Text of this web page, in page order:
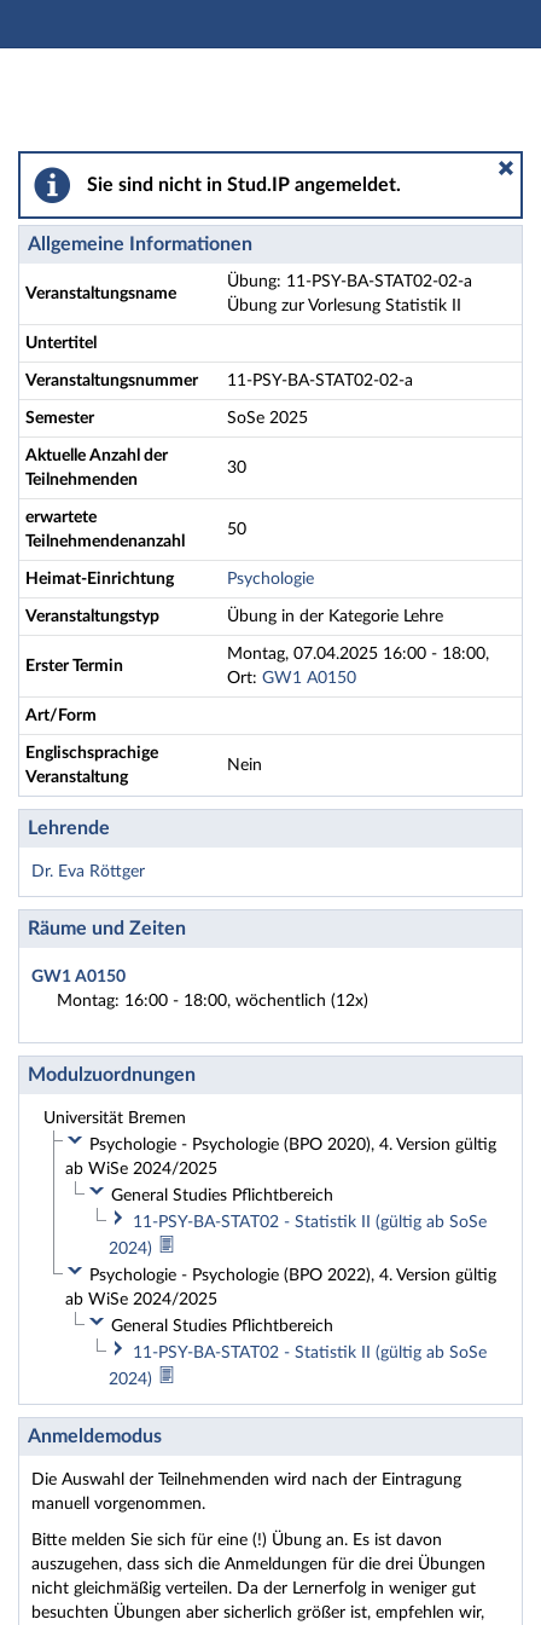
Hauptnavigation
Übung: 11-PSY-BA-STAT02-02-a Übung zur
Sie sind nicht in Stud.IP angemeldet.
Allgemeine Informationen
Veranstaltungsname
Übung: 11-PSY-BA-STAT02-02-a
Übung zur Vorlesung Statistik II
Untertitel
Veranstaltungsnummer 11-PSY-BA-STAT02-02-a
Semester SoSe 2025
Aktuelle Anzahl der
Teilnehmenden
30
erwartete
Teilnehmendenanzahl
50
Heimat-Einrichtung Psychologie
Veranstaltungstyp Übung in der Kategorie Lehre
Erster Termin
Montag, 07.04.2025 16:00 - 18:00,
Ort: GW1 A0150
Art/Form
Englischsprachige
Veranstaltung
Nein
Lehrende
Dr. Eva Röttger
Räume und Zeiten
GW1 A0150
Montag: 16:00 - 18:00, wöchentlich (12x)
Modulzuordnungen
Universität Bremen
Psychologie - Psychologie (BPO 2020), 4. Version gültig
ab WiSe 2024/2025
General Studies Pflichtbereich
11-PSY-BA-STAT02 - Statistik II (gültig ab SoSe
2024)
Psychologie - Psychologie (BPO 2022), 4. Version gültig
ab WiSe 2024/2025
General Studies Pflichtbereich
11-PSY-BA-STAT02 - Statistik II (gültig ab SoSe
2024)
Anmeldemodus
Die Auswahl der Teilnehmenden wird nach der Eintragung
manuell vorgenommen.
Bitte melden Sie sich für eine (!) Übung an. Es ist davon
auszugehen, dass sich die Anmeldungen für die drei Übungen
nicht gleichmäßig verteilen. Da der Lernerfolg in weniger gut
besuchten Übungen aber sicherlich größer ist, empfehlen wir,